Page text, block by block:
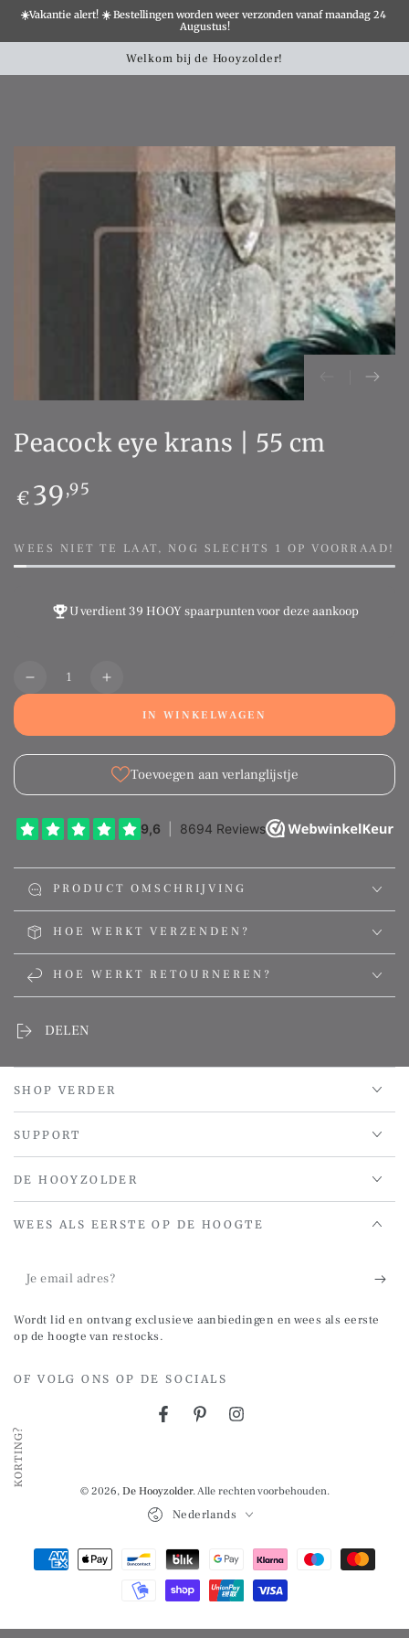
☀️Vakantie alert! ☀️ Bestellingen worden weer verzonden vanaf maandag 24
Augustus!
MISSING:Welkom bij de Hooyzolder!
Peacock eye krans | 55 cm
Normale
prijs
€ 39,95
WEES NIET TE LAAT, NOG SLECHTS 1 OP VOORRAAD!
U verdient39 HOOY spaarpuntenvoor deze aankoop
Aantal
Translation
nl.products.product.quantity.decrease
Translation
nl.products.product.quantity.increase
IN WINKELWAGEN
Toevoegen aan verlanglijstje
PRODUCT OMSCHRIJVING
HOE WERKT VERZENDEN?
HOE WERKT RETOURNEREN?
DELEN
SHOP VERDER
SUPPORT
DE HOOYZOLDER
WEES ALS EERSTE OP DE HOOGTE
adres?
Wordt lid en ontvang exclusieve aanbiedingen en wees als eerste
op de hoogte van restocks.
OF VOLG ONS OP DE SOCIALS
FacebookPinterestInstagram
© 2026, De Hooyzolder. Alle rechten voorbehouden.
Nederlands
Betalingsmethoden
KORTING?